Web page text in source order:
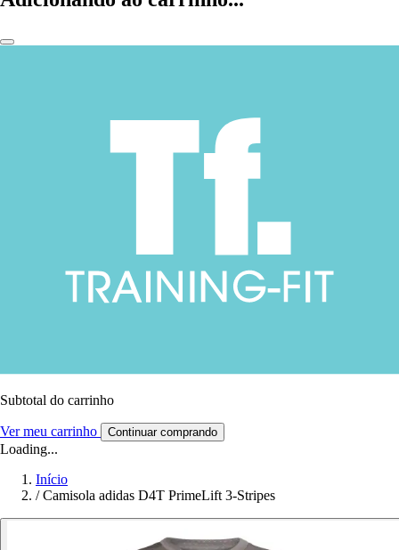
Subtotal do carrinho
Ver meu carrinho Continuar comprando
Loading...
Início
/ Camisola adidas D4T PrimeLift 3-Stripes